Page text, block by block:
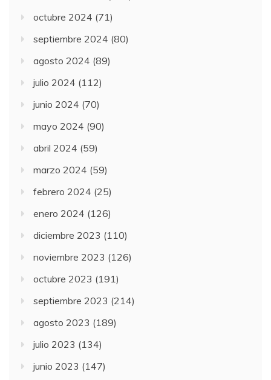
octubre 2024 (71)
septiembre 2024 (80)
agosto 2024 (89)
julio 2024 (112)
junio 2024 (70)
mayo 2024 (90)
abril 2024 (59)
marzo 2024 (59)
febrero 2024 (25)
enero 2024 (126)
diciembre 2023 (110)
noviembre 2023 (126)
octubre 2023 (191)
septiembre 2023 (214)
agosto 2023 (189)
julio 2023 (134)
junio 2023 (147)